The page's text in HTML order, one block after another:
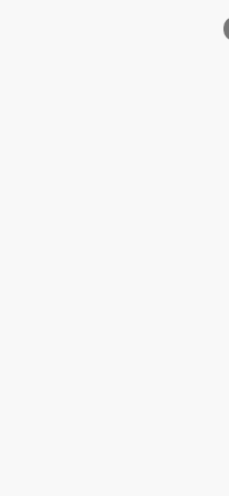
Regional werben auf
Vorgestellt: